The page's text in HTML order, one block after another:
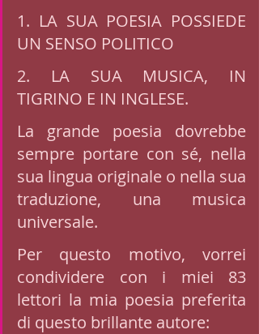
1. LA SUA POESIA POSSIEDE
UN SENSO POLITICO
2. LA SUA MUSICA, IN
TIGRINO E IN INGLESE.
La grande poesia dovrebbe
sempre portare con sé, nella
sua lingua originale o nella sua
traduzione, una musica
universale.
Per questo motivo, vorrei
condividere con i miei 83
lettori la mia poesia preferita
di questo brillante autore: